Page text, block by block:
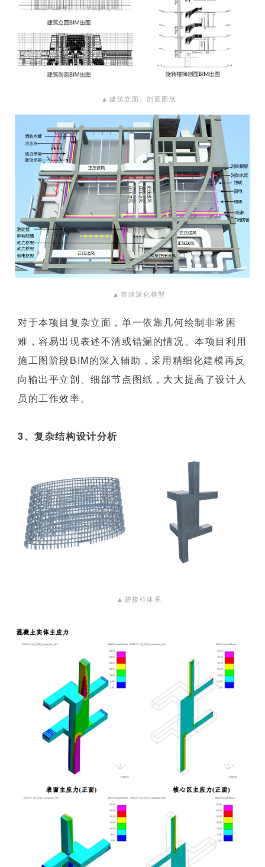
▲建筑立面、剖面图纸
▲管综深化模型
对于本项目复杂立面，单一依靠几何绘制非常困
难，容易出现表述不清或错漏的情况。本项目利用
施工图阶段BIM的深入辅助，采用精细化建模再反
向输出平立剖、细部节点图纸，大大提高了设计人
员的工作效率。
3、复杂结构设计分析
▲ 搭接柱体系